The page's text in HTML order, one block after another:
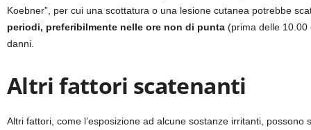
Koebner”, per cui una scottatura o una lesione cutanea potrebbe
periodi, preferibilmente nelle ore non di punta (prima delle 10.00
danni.
Altri fattori scatenanti
Altri fattori, come l’esposizione ad alcune sostanze irritanti,